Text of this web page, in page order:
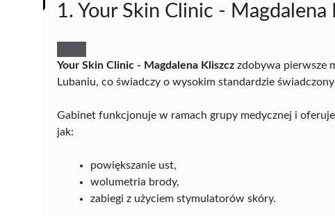
1. Your Skin Clinic - Magdalena
Your Skin Clinic - Magdalena Kliszcz zdobywa pierwsze
Lubaniu, co świadczy o wysokim standardzie
Gabinet funkcjonuje w ramach grupy medycznej i
jak:
powiększanie ust,
wolumetria brody,
zabiegi z użyciem stymulatorów skóry.